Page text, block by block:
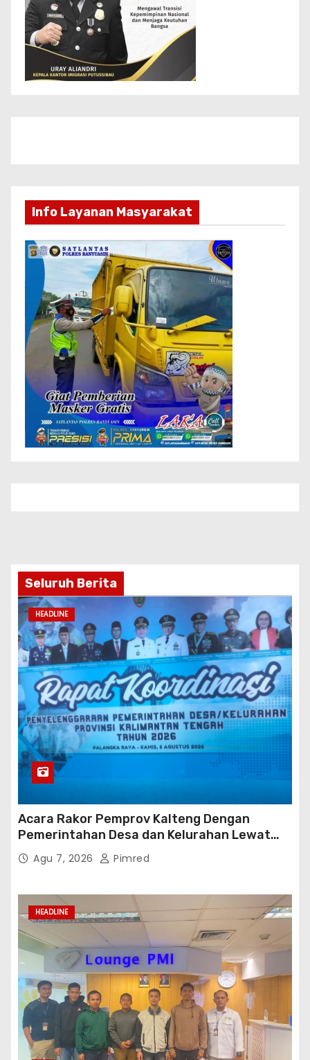
Info Layanan Masyarakat
Seluruh Berita
HEADLINE
Acara Rakor Pemprov Kalteng Dengan
Pemerintahan Desa dan Kelurahan Lewat
Risk Assessment
Agu 7, 2026 Pimred
HEADLINE